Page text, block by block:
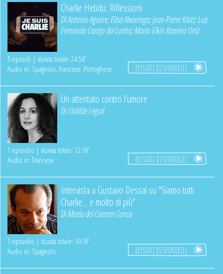
Charlie Hebdo: Riflessioni
DiAntonio Aguirre;Elisa Alvarenga;Jean-Pierre Klotz;Luiz
Fernando Carrijo da Cunha;Mario Elkin Ramírez Ortíz
5 episodi | durata totale: 24:54'
Audio in: Spagnolo, Francese, Portoghese
EPISODI DISPONIBILI
Un attentato contro l'umore
DiClotilde Leguil
1 episodio | durata totale: 12:18'
Audio in: Francese
EPISODI DISPONIBILI
Intervista a Gustavo Dessal su "Siamo tutti
Charlie… e molto di più"
DiMaría del Carmen Conca
1 episodio | durata totale: 10:18'
Audio in: Spagnolo
EPISODI DISPONIBILI